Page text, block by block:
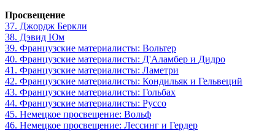
Просвещение
37. Джордж Беркли
38. Дэвид Юм
39. Французские материалисты: Вольтер
40. Французские материалисты: Д'Аламбер и Дидро
41. Французские материалисты: Ламетри
42. Французские материалисты: Кондильяк и Гельвеций
43. Французские материалисты: Гольбах
44. Французские материалисты: Руссо
45. Немецкое просвещение: Вольф
46. Немецкое просвещение: Лессинг и Гердер